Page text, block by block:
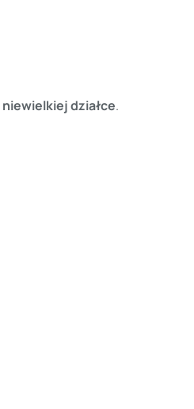
niewielkiej działce.